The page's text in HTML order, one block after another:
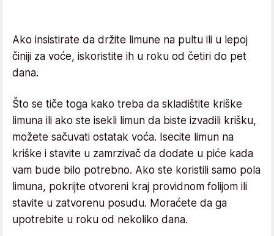
Ako insistirate da držite limune na pultu ili u lepoj
činiji za voće, iskoristite ih u roku od četiri do pet
dana.
Što se tiče toga kako treba da skladištite kriške
limuna ili ako ste isekli limun da biste izvadili krišku,
možete sačuvati ostatak voća. Isecite limun na
kriške i stavite u zamrzivač da dodate u piće kada
vam bude bilo potrebno. Ako ste koristili samo pola
limuna, pokrijte otvoreni kraj providnom folijom ili
stavite u zatvorenu posudu. Moraćete da ga
upotrebite u roku od nekoliko dana.